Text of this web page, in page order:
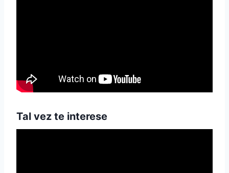
Tal vez te interese